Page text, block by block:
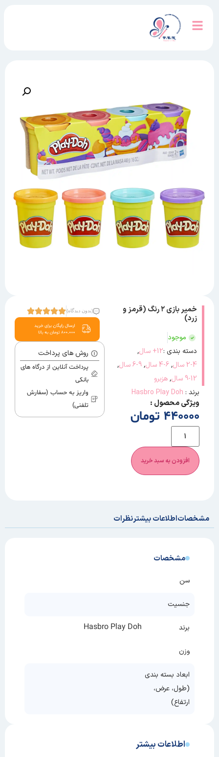
خمیر بازی ۲ رنگ (قرمز و
زرد)
موجود
دسته بندی :12+ سال ,
2-4 سال ,4-6 سال ,6-9 سال ,
9-12 سال ,هزبرو
برند : Hasbro Play Doh
ویژگی محصول :
440000 تومان
افزودن به سبد خرید
(بدون دیدگاه)
روش های پرداخت
پرداخت آنلاین از درگاه های
بانکی
واریز به حساب (سفارش
تلفنی)
مشخصاتاطلاعات بیشترنظرات
مشخصات
سن
جنسیت
برند Hasbro Play Doh
وزن
ابعاد بسته بندی
(طول، عرض،
ارتفاع)
اطلاعات بیشتر